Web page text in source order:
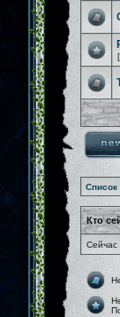
[
Кто
Сейчас